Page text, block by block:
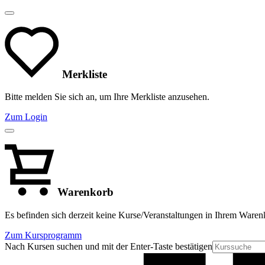
Merkliste
Bitte melden Sie sich an, um Ihre Merkliste anzusehen.
Zum Login
Warenkorb
Es befinden sich derzeit keine Kurse/Veranstaltungen in Ihrem
Zum Kursprogramm
Nach Kursen suchen und mit der Enter-Taste bestätigen